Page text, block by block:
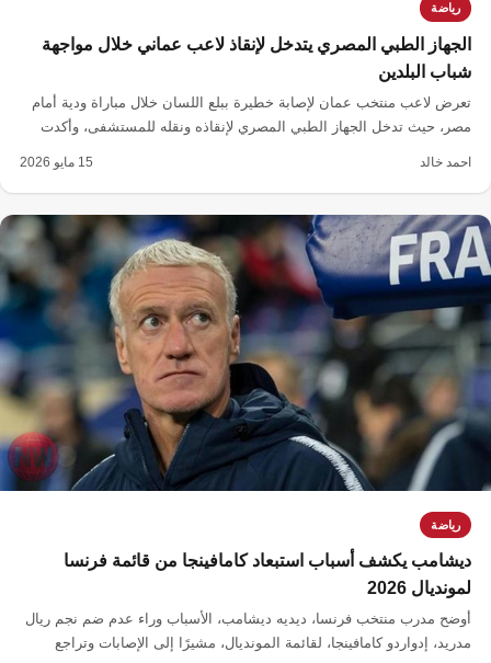
رياضة
الجهاز الطبي المصري يتدخل لإنقاذ لاعب عماني خلال مواجهة
شباب البلدين
تعرض لاعب منتخب عمان لإصابة خطيرة ببلع اللسان خلال مباراة ودية أمام
مصر، حيث تدخل الجهاز الطبي المصري لإنقاذه ونقله للمستشفى، وأكدت
احمد خالد 15 مايو 2026
رياضة
ديشامب يكشف أسباب استبعاد كامافينجا من قائمة فرنسا
لمونديال 2026
أوضح مدرب منتخب فرنسا، ديديه ديشامب، الأسباب وراء عدم ضم نجم ريال
مدريد، إدواردو كامافينجا، لقائمة المونديال، مشيرًا إلى الإصابات وتراجع